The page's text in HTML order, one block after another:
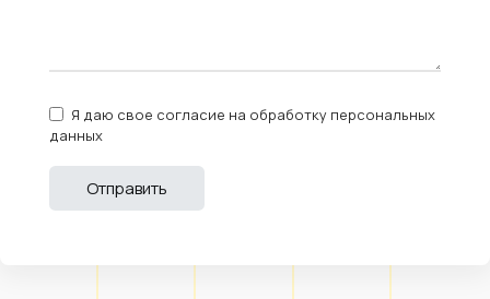
Я даю свое согласие на обработку персональных
данных